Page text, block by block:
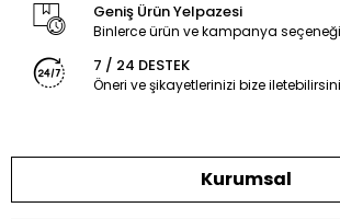
Geniş Ürün Yelpazesi
Binlerce ürün ve kampanya seçeneği
7 / 24 DESTEK
Öneri ve şikayetlerinizi bize
Kurumsal